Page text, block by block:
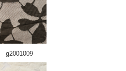
g2001009